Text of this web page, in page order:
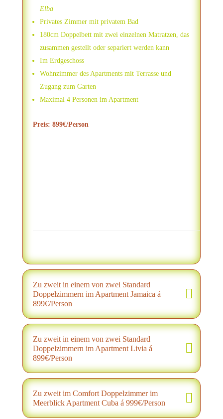
Elba
Privates Zimmer mit privatem Bad
180cm Doppelbett mit zwei einzelnen Matratzen, das
zusammen gestellt oder separiert werden kann
Im Erdgeschoss
Wohnzimmer des Apartments mit Terrasse und
Zugang zum Garten
Maximal 4 Personen im Apartment
Preis: 899€/Person
Zu zweit in einem von zwei Standard
Doppelzimmern im Apartment Jamaica á
899€/Person
Zu zweit in einem von zwei Standard
Doppelzimmern im Apartment Livia á
899€/Person
Zu zweit im Comfort Doppelzimmer im
Meerblick Apartment Cuba á 999€/Person